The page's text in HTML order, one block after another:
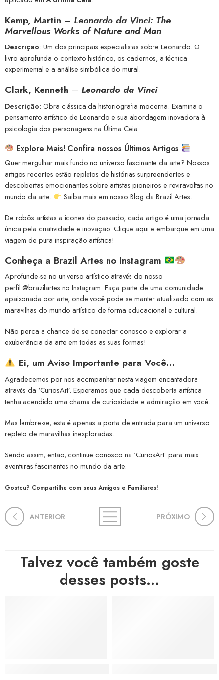
Kemp, Martin – Leonardo da Vinci: The
Marvellous Works of Nature and Man
Descrição: Um dos principais especialistas sobre Leonardo. O
livro aprofunda o contexto histórico, os cadernos, a técnica
experimental e a análise simbólica do mural.
Clark, Kenneth – Leonardo da Vinci
Descrição: Obra clássica da historiografia moderna. Examina o
pensamento artístico de Leonardo e sua abordagem inovadora à
psicologia dos personagens na Última Ceia.
Explore Mais! Confira nossos Últimos Artigos
Quer mergulhar mais fundo no universo fascinante da arte? Nossos
artigos recentes estão repletos de histórias surpreendentes e
descobertas emocionantes sobre artistas pioneiros e reviravoltas no
mundo da arte.
Saiba mais em nosso Blog da Brazil Artes.
De robôs artistas a ícones do passado, cada artigo é uma jornada
única pela criatividade e inovação. Clique aqui e embarque em uma
viagem de pura inspiração artística!
Conheça a Brazil Artes no Instagram
Aprofunde-se no universo artístico através do nosso
perfil @brazilartes no Instagram. Faça parte de uma comunidade
apaixonada por arte, onde você pode se manter atualizado com as
maravilhas do mundo artístico de forma educacional e cultural.
Não perca a chance de se conectar conosco e explorar a
exuberância da arte em todas as suas formas!
Ei, um Aviso Importante para Você…
Agradecemos por nos acompanhar nesta viagem encantadora
através da ‘CuriosArt’. Esperamos que cada descoberta artística
tenha acendido uma chama de curiosidade e admiração em você.
Mas lembre-se, esta é apenas a porta de entrada para um universo
repleto de maravilhas inexploradas.
Sendo assim, então, continue conosco na ‘CuriosArt’ para mais
aventuras fascinantes no mundo da arte.
Gostou? Compartilhe com seus Amigos e Familiares!
ANTERIOR PRÓXIMO
Talvez você também goste
desses posts...